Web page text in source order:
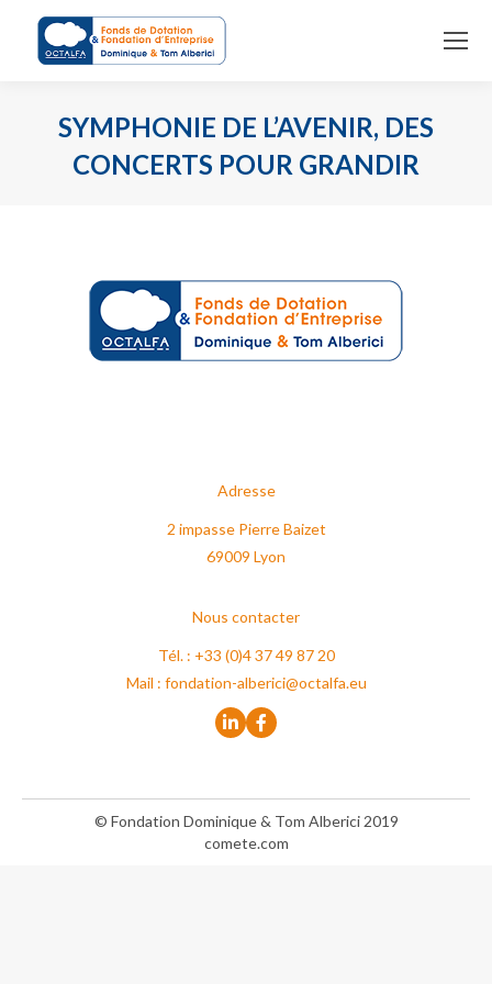
SYMPHONIE DE L’AVENIR, DES
CONCERTS POUR GRANDIR
Adresse
2 impasse Pierre Baizet
69009 Lyon
Nous contacter
Tél. : +33 (0)4 37 49 87 20
Mail : fondation-alberici@octalfa.eu
© Fondation Dominique & Tom Alberici 2019
comete.com